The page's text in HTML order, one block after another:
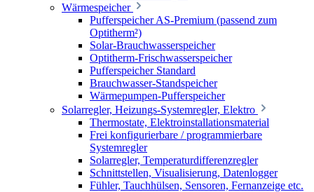
Wärmespeicher
Pufferspeicher AS-Premium (passend zum
Optitherm²)
Solar-Brauchwasserspeicher
Optitherm-Frischwasserspeicher
Pufferspeicher Standard
Brauchwasser-Standspeicher
Wärmepumpen-Pufferspeicher
Solarregler, Heizungs-Systemregler, Elektro
Thermostate, Elektroinstallationsmaterial
Frei konfigurierbare / programmierbare
Systemregler
Solarregler, Temperaturdifferenzregler
Schnittstellen, Visualisierung, Datenlogger
Fühler, Tauchhülsen, Sensoren, Fernanzeige etc.